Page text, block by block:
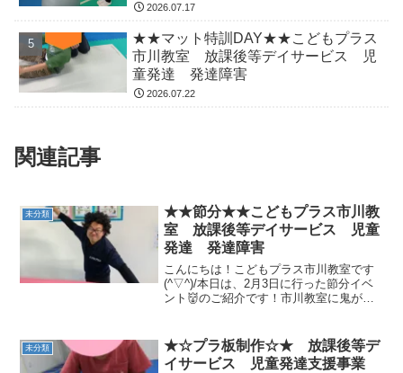
2026.07.17
★★マット特訓DAY★★こどもプラス
市川教室 放課後等デイサービス 児
童発達 発達障害
2026.07.22
関連記事
未分類
★★節分★★こどもプラス市川教
室 放課後等デイサービス 児童
発達 発達障害
こんにちは！こどもプラス市川教室です
(^▽^)/本日は、2月3日に行った節分イベ
ント👹のご紹介です！市川教室に鬼がき
て当てたり、鬼が気付かないうちに宝を
取ったり、みん...
未分類
★☆プラ板制作☆★ 放課後等デ
イサービス 児童発達支援事業